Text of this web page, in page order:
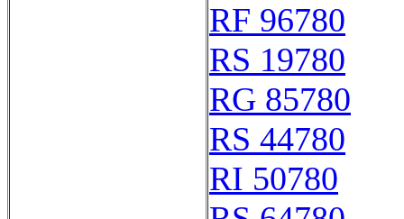
RF 96780
RS 19780
RG 85780
RS 44780
RI 50780